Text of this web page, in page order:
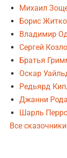
Михаил
Борис
Владимир
Сергей
Братья
Оскар
Редьярд
Джанни
Шарль
Все сказочники